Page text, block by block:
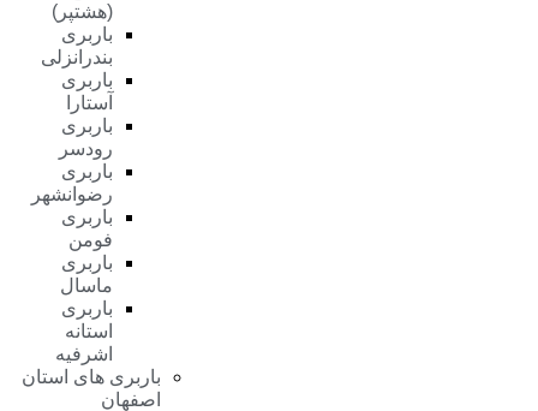
(هشتپر)
باربری
بندرانزلی
باربری
آستارا
باربری
رودسر
باربری
رضوانشهر
باربری
فومن
باربری
ماسال
باربری
استانه
اشرفیه
باربری های استان
اصفهان